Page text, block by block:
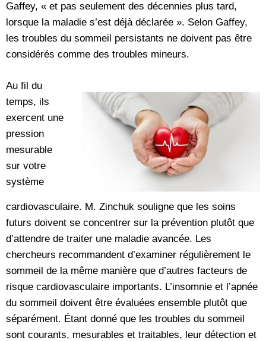
Gaffey, « et pas seulement des décennies plus tard,
lorsque la maladie s’est déjà déclarée ». Selon Gaffey,
les troubles du sommeil persistants ne doivent pas être
considérés comme des troubles mineurs.
Au fil du
temps, ils
exercent une
pression
mesurable
sur votre
système
cardiovasculaire. M. Zinchuk souligne que les soins
futurs doivent se concentrer sur la prévention plutôt que
d’attendre de traiter une maladie avancée. Les
chercheurs recommandent d’examiner régulièrement le
sommeil de la même manière que d’autres facteurs de
risque cardiovasculaire importants. L’insomnie et l’apnée
du sommeil doivent être évaluées ensemble plutôt que
séparément. Étant donné que les troubles du sommeil
sont courants, mesurables et traitables, leur détection et